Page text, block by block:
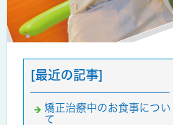
[最近の記事]
矯正治療中のお食事につい
て